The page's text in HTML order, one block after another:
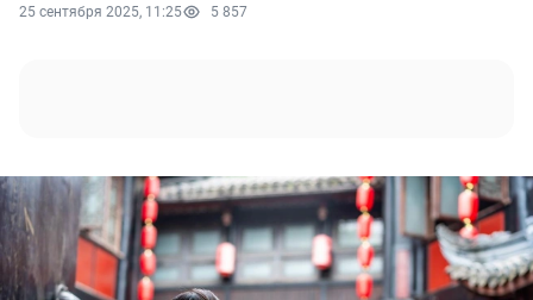
25 сентября 2025, 11:25 5 857